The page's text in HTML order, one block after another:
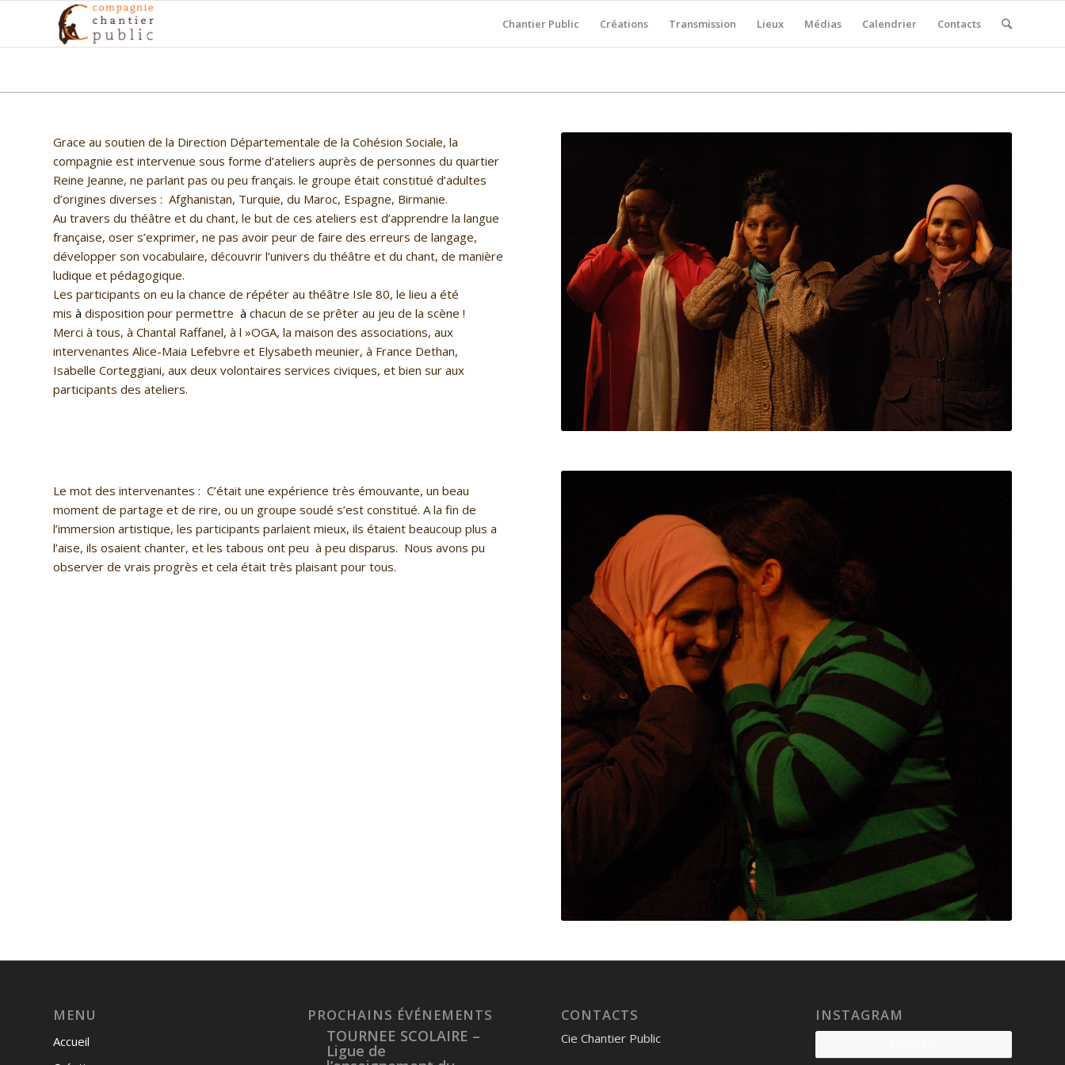
Chantier Public Créations Transmission Lieux Médias Calendrier Contacts
Grace au soutien de la Direction Départementale de la Cohésion Sociale, la
compagnie est intervenue sous forme d’ateliers auprès de personnes du quartier
Reine Jeanne, ne parlant pas ou peu français. le groupe était constitué d’adultes
d’origines diverses : Afghanistan, Turquie, du Maroc, Espagne, Birmanie.
Au travers du théâtre et du chant, le but de ces ateliers est d’apprendre la langue
française, oser s’exprimer, ne pas avoir peur de faire des erreurs de langage,
développer son vocabulaire, découvrir l’univers du théâtre et du chant, de manière
ludique et pédagogique.
Les participants on eu la chance de répéter au théâtre Isle 80, le lieu a été
mis à disposition pour permettre à chacun de se prêter au jeu de la scène !
Merci à tous, à Chantal Raffanel, à l »OGA, la maison des associations, aux
intervenantes Alice-Maia Lefebvre et Elysabeth meunier, à France Dethan,
Isabelle Corteggiani, aux deux volontaires services civiques, et bien sur aux
participants des ateliers.
Le mot des intervenantes : C’était une expérience très émouvante, un beau
moment de partage et de rire, ou un groupe soudé s’est constitué. A la fin de
l’immersion artistique, les participants parlaient mieux, ils étaient beaucoup plus a
l’aise, ils osaient chanter, et les tabous ont peu à peu disparus. Nous avons pu
observer de vrais progrès et cela était très plaisant pour tous.
MENU
Accueil
PROCHAINS ÉVÉNEMENTS
TOURNEE SCOLAIRE –
Ligue de
CONTACTS
Cie Chantier Public
INSTAGRAM